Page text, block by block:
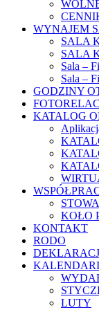
WYNAJEM
SALA
SALA
Sala –
Sala –
GODZINY
KATALOG
KOŁO
KONTAKT
RODO
LUTY